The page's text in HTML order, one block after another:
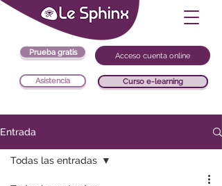
Prueba gratis
Asistencia
Acceso cuenta online
Curso e-learning
Entrada
Todas las entradas